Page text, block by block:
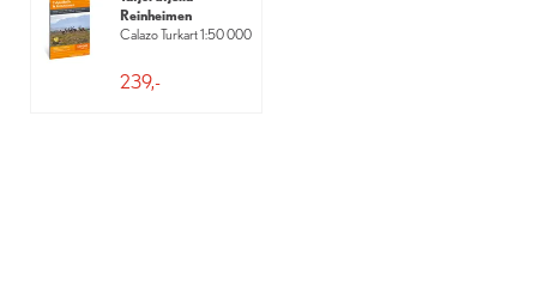
Reinheimen
Calazo Turkart 1:50 000
239,-